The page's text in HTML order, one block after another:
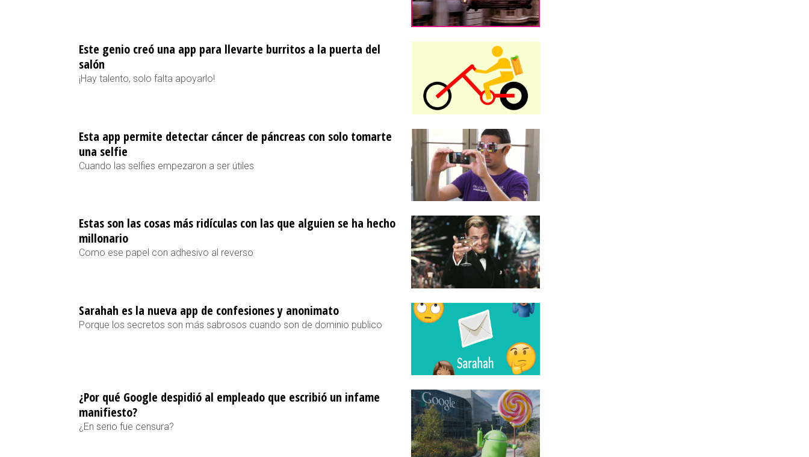
Este genio creó una app para llevarte burritos a la puerta del
salón
¡Hay talento, solo falta apoyarlo!
Esta app permite detectar cáncer de páncreas con solo tomarte
una selfie
Cuando las selfies empezaron a ser útiles
Estas son las cosas más ridículas con las que alguien se ha hecho
millonario
Como ese papel con adhesivo al reverso
Sarahah es la nueva app de confesiones y anonimato
Porque los secretos son más sabrosos cuando son de dominio publico
¿Por qué Google despidió al empleado que escribió un infame
manifiesto?
¿En serio fue censura?